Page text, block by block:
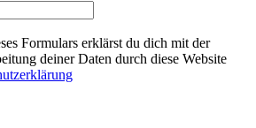
Formulars erklärst du dich mit der
deiner Daten durch diese Website